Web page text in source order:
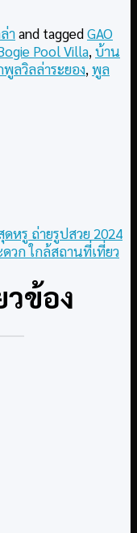
าand taggedGAO
Pool Villa, บ้าน
ลวิลล่าระยอง, พูล
หรู ถ่ายรูปสวย 2024
วก ใกล้สถานที่เที่ยว
ข้อง